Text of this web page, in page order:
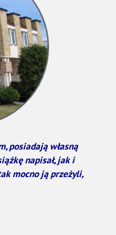
posiadają własną
napisał, jak i
mocno ją przeżyli,